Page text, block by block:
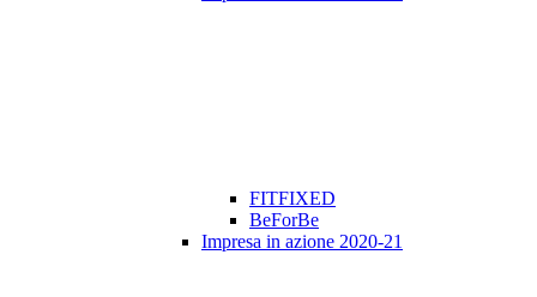
FITFIXED
BeForBe
Impresa in azione 2020-21